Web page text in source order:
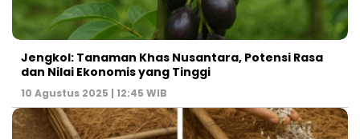
Jengkol: Tanaman Khas Nusantara, Potensi Rasa
dan Nilai Ekonomis yang Tinggi
10 Agustus 2025 | 12:45 WIB